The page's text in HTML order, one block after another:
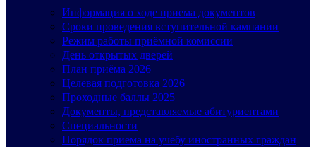
Информация о ходе приема документов
Сроки проведения вступительной кампании
Режим работы приёмной комиссии
День открытых дверей
План приёма 2026
Целевая подготовка 2026
Проходные баллы 2025
Документы, представляемые абитуриентами
Специальности
Порядок приема на учебу иностранных граждан